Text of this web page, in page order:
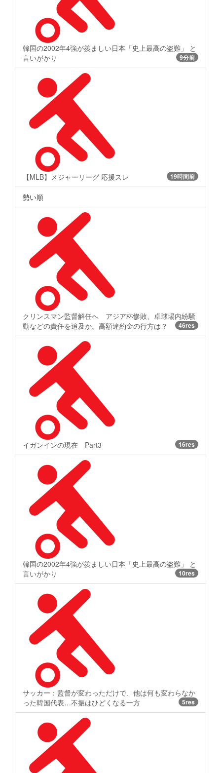
韓国の2002年4強が羨ましい日本「史上最高の盗難」 と
言いがかり
9分前
【MLB】メジャーリーグ 応援スレ 19時間前
勢い順
クリンスマン監督解任へ アジア杯惨敗、卓球場内紛騒
動などの責任を追及か。高額違約金の行方は？
46res
イガンインの現在 Part3 16res
韓国の2002年4強が羨ましい日本「史上最高の盗難」 と
言いがかり
10res
サッカー：監督が変わっただけで、他は何も変わらなか
った韓国代表…不振はひどくなる一方
5res